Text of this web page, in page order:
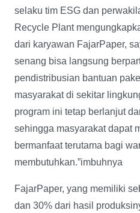
selaku tim ESG dan
Recycle Plant
dari karyawan FajarPaper,
senang bisa langsung
pendistribusian bantuan
masyarakat di sekitar
program ini tetap berlanjut
sehingga masyarakat dapat
bermanfaat terutama bagi
membutuhkan.”imbuhnya
FajarPaper, yang memiliki
dan 30% dari hasil